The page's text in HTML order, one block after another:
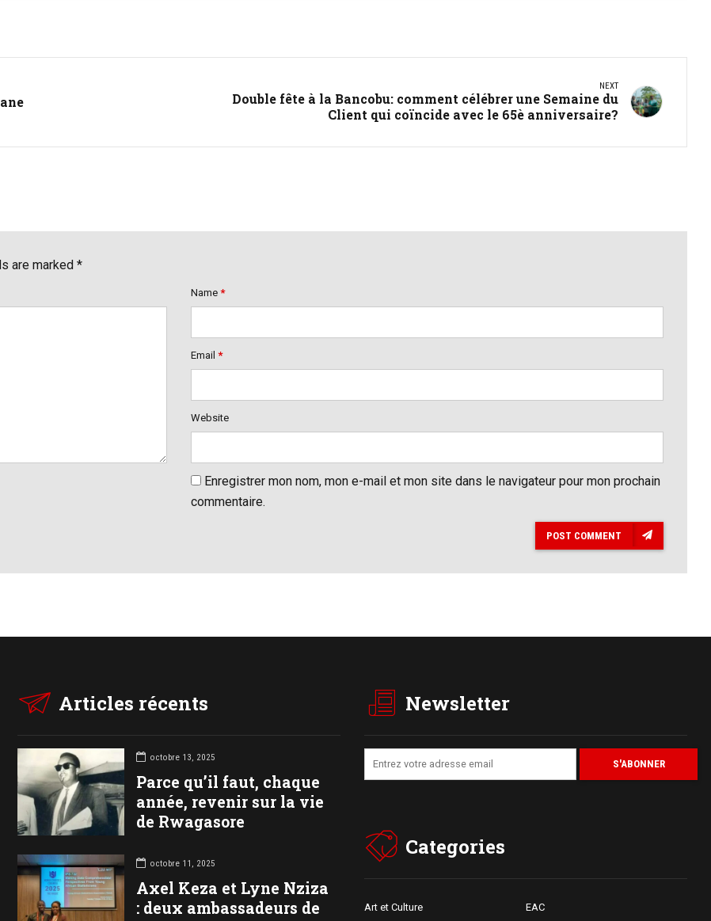
NEXT
Double fête à la Bancobu: comment célébrer une Semaine du
Client qui coïncide avec le 65è anniversaire?
are marked *
Name *
Email *
Website
Enregistrer mon nom, mon e-mail et mon site dans le navigateur pour mon prochain
commentaire.
POST COMMENT
Articles récents
octobre 13, 2025
Parce qu’il faut, chaque
année, revenir sur la vie
de Rwagasore
octobre 11, 2025
Axel Keza et Lyne Nziza
: deux ambassadeurs de
Newsletter
Categories
Art et Culture EAC